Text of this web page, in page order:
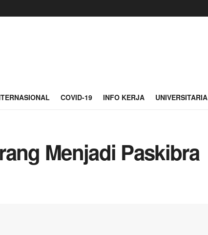
COVID-19 INFO KERJA UNIVERSITARIA
Menjadi Paskibra